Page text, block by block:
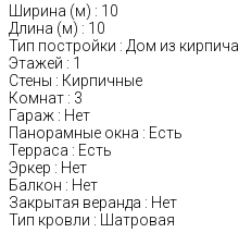
Ширина (м) : 10
Длина (м) : 10
Тип постройки : Дом из кирпича
Этажей : 1
Стены : Кирпичные
Комнат : 3
Гараж : Нет
Панорамные окна : Есть
Терраса : Есть
Эркер : Нет
Балкон : Нет
Закрытая веранда : Нет
Тип кровли : Шатровая